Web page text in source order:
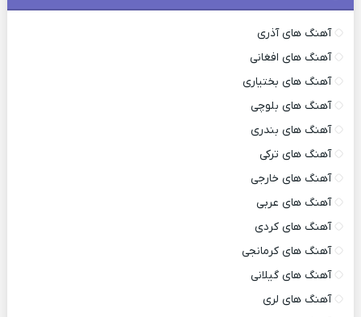
آهنگ های آذری
آهنگ های افغانی
آهنگ های بختیاری
آهنگ های بلوچی
آهنگ های بندری
آهنگ های ترکی
آهنگ های خارجی
آهنگ های عربی
آهنگ های کردی
آهنگ های کرمانجی
آهنگ های گیلانی
آهنگ های لری